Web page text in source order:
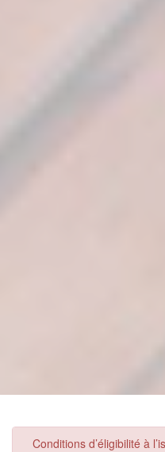
Conditions d’éligibilité à